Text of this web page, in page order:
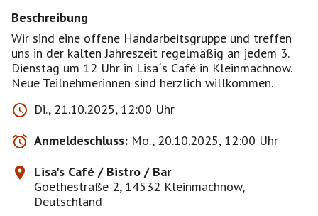
Beschreibung
Wir sind eine offene Handarbeitsgruppe und treffen
uns in der kalten Jahreszeit regelmäßig an jedem 3.
Dienstag um 12 Uhr in Lisa´s Café in Kleinmachnow.
Neue Teilnehmerinnen sind herzlich willkommen.
Di., 21.10.2025, 12:00 Uhr
Anmeldeschluss: Mo., 20.10.2025, 12:00 Uhr
Lisa's Café / Bistro / Bar
Goethestraße 2, 14532 Kleinmachnow,
Deutschland